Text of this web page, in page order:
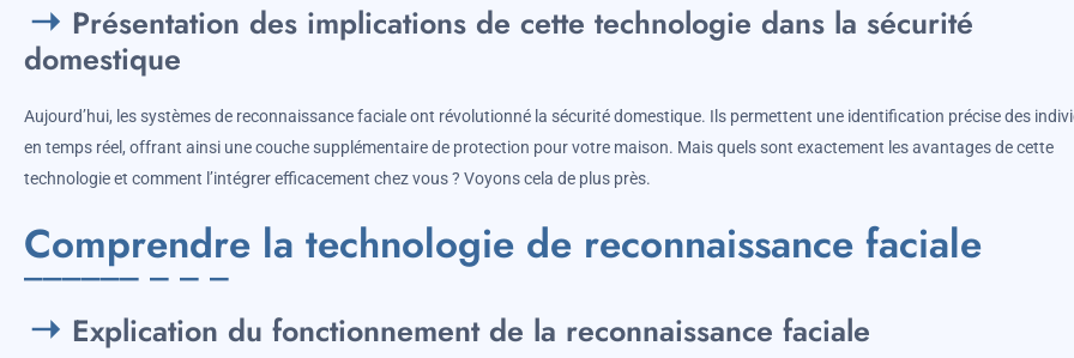
Présentation des implications de cette technologie dans la sécurité
domestique
Aujourd’hui, les systèmes de reconnaissance faciale ont révolutionné la sécurité domestique. Ils permettent une identification précise des
en temps réel, offrant ainsi une couche supplémentaire de protection pour votre maison. Mais quels sont exactement les avantages de cette
technologie et comment l’intégrer efficacement chez vous ? Voyons cela de plus près.
Comprendre la technologie de reconnaissance faciale
Explication du fonctionnement de la reconnaissance faciale